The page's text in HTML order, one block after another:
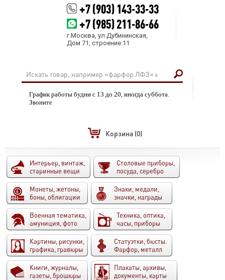
+7 (903) 143-33-33
+7 (985) 211-86-66
г.Москва, ул.Дубининская,
Дом 71, строение 11
График работы будни с 13 до 20, иногда суббота.
Звоните
Корзина (0)
Интерьер, винтаж,
старинные вещи
Столовые приборы,
посуда, серебро
Монеты, жетоны,
боны, облигации
Знаки, медали,
значки, награды
Военная тематика,
амуниция, фото
Техника, оптика,
часы, приборы
Картины, рисунки,
графика, гравюры
Статуэтки, бюсты.
Фарфор, металл
Книги, журналы,
газеты, брошюры
Плакаты, архивы,
документы, карты